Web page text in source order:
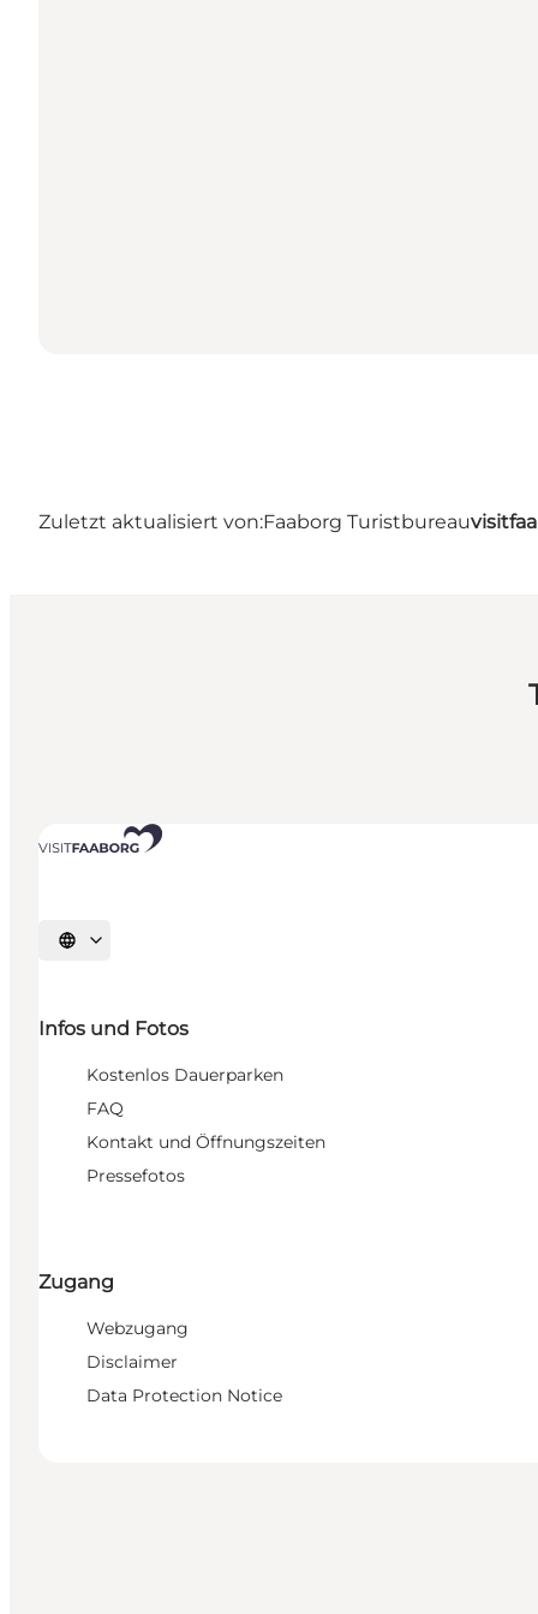
Zuletzt aktualisiert von:Faaborg Turistbureau
Sprache auswählen
Infos und Fotos
Kostenlos Dauerparken
FAQ
Kontakt und Öffnungszeiten
Pressefotos
Zugang
Webzugang
Disclaimer
Data Protection Notice